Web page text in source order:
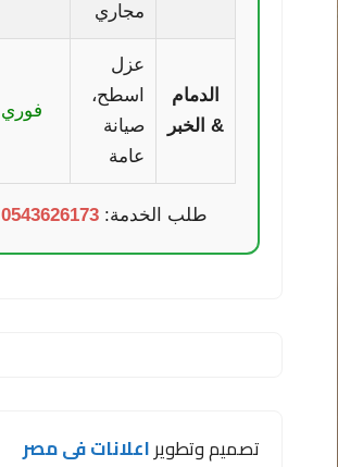
مجاري
الدمام
& الخبر
عزل
اسطح،
صيانة
عامة
فوري
طلب الخدمة: 0543626173
تصميم وتطويراعلانات فى مصر